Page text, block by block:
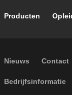
Footer main
Producten
Footer
Nieuws Contact
Footer menu
Bedrijfsinformatie